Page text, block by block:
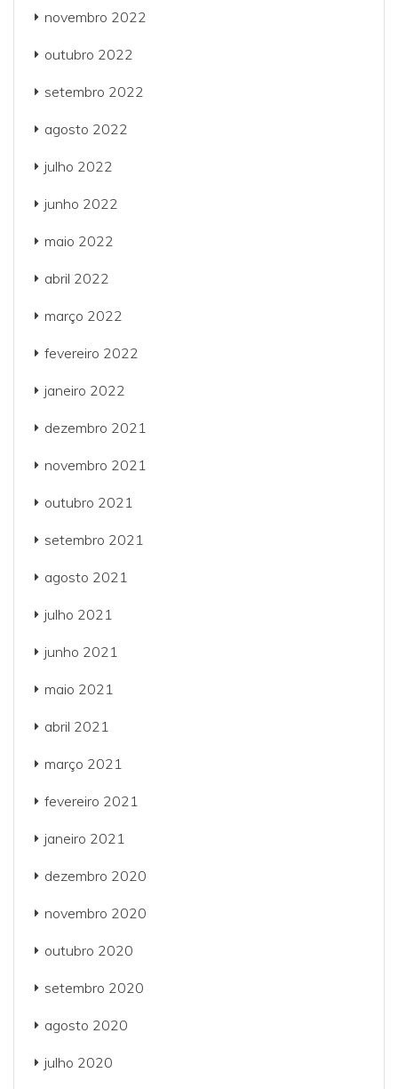
novembro 2022
outubro 2022
setembro 2022
agosto 2022
julho 2022
junho 2022
maio 2022
abril 2022
março 2022
fevereiro 2022
janeiro 2022
dezembro 2021
novembro 2021
outubro 2021
setembro 2021
agosto 2021
julho 2021
junho 2021
maio 2021
abril 2021
março 2021
fevereiro 2021
janeiro 2021
dezembro 2020
novembro 2020
outubro 2020
setembro 2020
agosto 2020
julho 2020